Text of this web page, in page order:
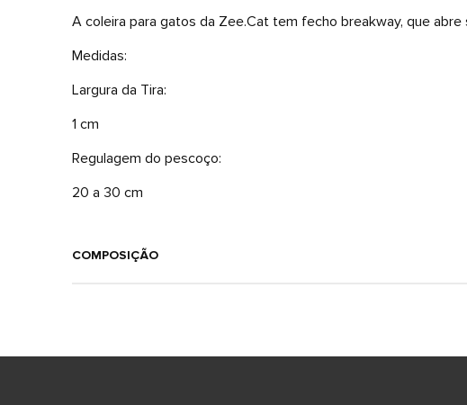
A coleira para gatos da Zee.Cat tem fecho breakway, que
Medidas:
Largura da Tira:
1 cm
Regulagem do pescoço:
20 a 30 cm
COMPOSIÇÃO